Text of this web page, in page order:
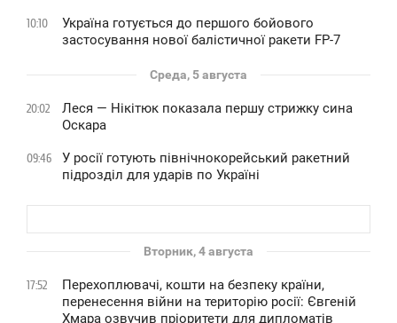
10:10
Україна готується до першого бойового
застосування нової балістичної ракети FP-7
Среда, 5 августа
20:02
Леся — Нікітюк показала першу стрижку сина
Оскара
09:46
У росії готують північнокорейський ракетний
підрозділ для ударів по Україні
Вторник, 4 августа
17:52
Перехоплювачі, кошти на безпеку країни,
перенесення війни на територію росії: Євгеній
Хмара озвучив пріоритети для дипломатів